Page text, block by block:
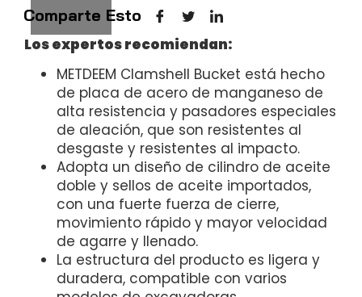
Comparte Esto
Los expertos recomiendan:
METDEEM Clamshell Bucket está hecho
de placa de acero de manganeso de
alta resistencia y pasadores especiales
de aleación, que son resistentes al
desgaste y resistentes al impacto.
Adopta un diseño de cilindro de aceite
doble y sellos de aceite importados,
con una fuerte fuerza de cierre,
movimiento rápido y mayor velocidad
de agarre y llenado.
La estructura del producto es ligera y
duradera, compatible con varios